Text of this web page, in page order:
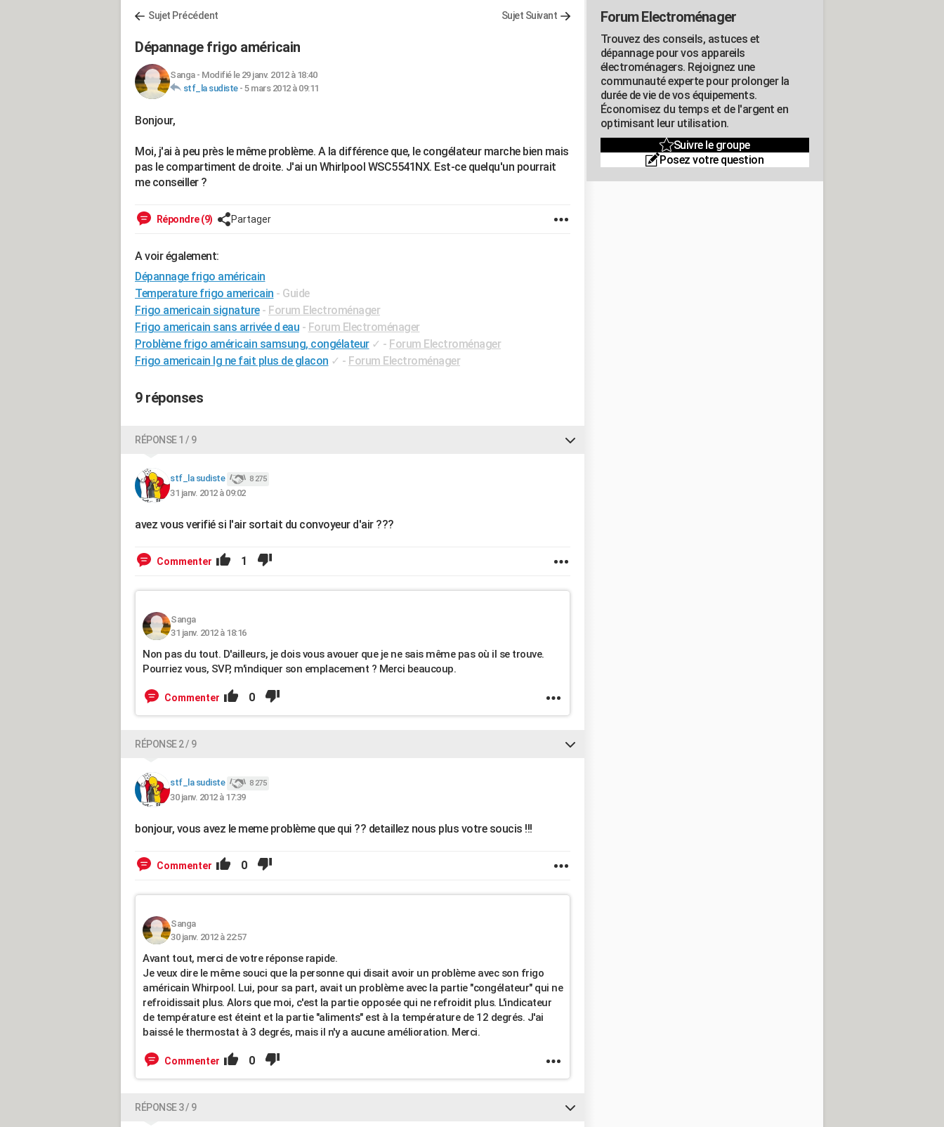
Sujet Précédent Sujet Suivant
Dépannage frigo américain
Sanga- Modifié le 29 janv. 2012 à 18:40
stf_la sudiste- 5 mars 2012 à 09:11
Bonjour,
Moi, j'ai à peu près le même problème. A la différence que, le congélateur marche bien mais
pas le compartiment de droite. J'ai un Whirlpool WSC5541NX. Est-ce quelqu'un pourrait
me conseiller ?
Répondre (9) Partager
A voir également:
Dépannage frigo américain
Temperature frigo americain - Guide
Frigo americain signature - Forum Electroménager
Frigo americain sans arrivée d eau - Forum Electroménager
Problème frigo américain samsung, congélateur ✓ - Forum Electroménager
Frigo americain lg ne fait plus de glacon ✓ - Forum Electroménager
9 réponses
RÉPONSE 1 / 9
stf_la sudiste 8 275
31 janv. 2012 à 09:02
avez vous verifié si l'air sortait du convoyeur d'air ???
Commenter 1
Sanga
31 janv. 2012 à 18:16
Non pas du tout. D'ailleurs, je dois vous avouer que je ne sais même pas où il se trouve.
Pourriez vous, SVP, m'indiquer son emplacement ? Merci beaucoup.
Commenter 0
RÉPONSE 2 / 9
stf_la sudiste 8 275
30 janv. 2012 à 17:39
bonjour, vous avez le meme problème que qui ?? detaillez nous plus votre soucis !!!
Commenter 0
Sanga
30 janv. 2012 à 22:57
Avant tout, merci de votre réponse rapide.
Je veux dire le même souci que la personne qui disait avoir un problème avec son frigo
américain Whirpool. Lui, pour sa part, avait un problème avec la partie "congélateur" qui ne
refroidissait plus. Alors que moi, c'est la partie opposée qui ne refroidit plus. L'indicateur
de température est éteint et la partie "aliments" est à la température de 12 degrés. J'ai
baissé le thermostat à 3 degrés, mais il n'y a aucune amélioration. Merci.
Commenter 0
RÉPONSE 3 / 9
Forum Electroménager
Trouvez des conseils, astuces et
dépannage pour vos appareils
électroménagers. Rejoignez une
communauté experte pour prolonger la
durée de vie de vos équipements.
Économisez du temps et de l'argent en
optimisant leur utilisation.
Suivre le groupe
Posez votre question